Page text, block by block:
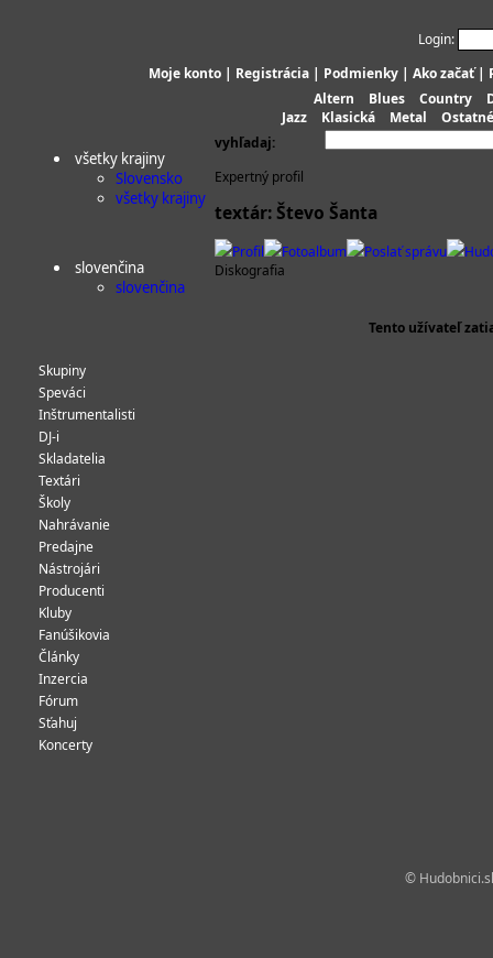
Login:
Moje konto | Registrácia | Podmienky | Ako začať|
Altern
Blues Country
Jazz
Klasická Metal
Ostatné
vyhľadaj:
všetky krajiny
Slovensko
všetky krajiny
slovenčina
slovenčina
Skupiny
Speváci
Inštrumentalisti
DJ-i
Skladatelia
Textári
Školy
Nahrávanie
Predajne
Nástrojári
Producenti
Kluby
Fanúšikovia
Články
Inzercia
Fórum
Sťahuj
Koncerty
Expertný profil
textár: Števo Šanta
Profil Fotoalbum Poslať správu
Diskografia
Tento užívateľ
©